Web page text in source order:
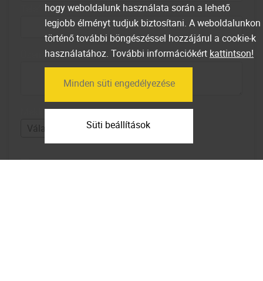
Telefonszám
Üzenet
Mekkora lakások érdekelnek?
Elfogadom azadatfelhasználásifeltételeket
hogy weboldalunk használata során a lehető
legjobb élményt tudjuk biztosítani. A weboldalunkon
történő további böngészéssel hozzájárul a cookie-k
használatához. További információkért kattintson!
Minden süti engedélyezése
Süti beállítások